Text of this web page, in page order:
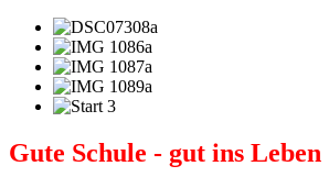
Gute Schule - gut ins Leben